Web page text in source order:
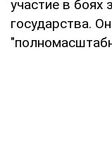
участие в боях
государства.